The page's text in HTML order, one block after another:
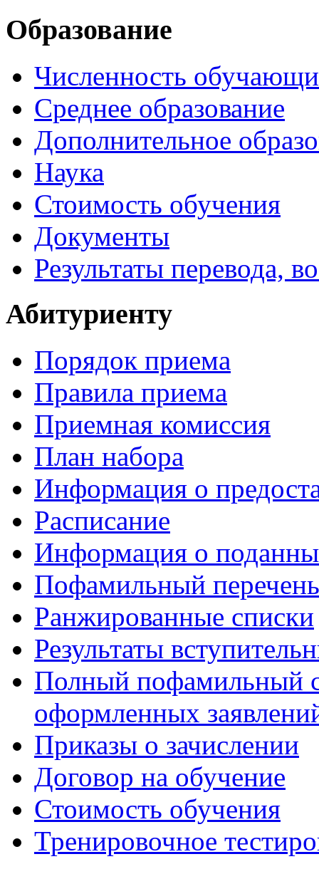
Образование
Численность
Среднее образование
Дополнительное
Наука
Стоимость обучения
Документы
Результаты перевода,
Абитуриенту
Порядок приема
Правила приема
Приемная комиссия
План набора
Информация о
Расписание
Информация о
Пофамильный
Ранжированные списки
Результаты
Полный пофамильный
оформленных
Приказы о зачислении
Договор на обучение
Стоимость обучения
Тренировочное